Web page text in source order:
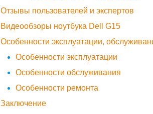
Отзывы пользователей и экспертов
Видеообзоры ноутбука Dell G15
Особенности эксплуатации,
Особенности эксплуатации
Особенности обслуживания
Особенности ремонта
Заключение